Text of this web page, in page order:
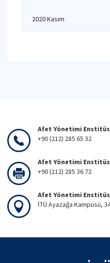
2020 Kasım
Afet Yönetimi
+90 (212) 285 65 32
Afet Yönetimi
+90 (212) 285 36 72
Afet Yönetimi
İTÜ Ayazağa Kampüsü,